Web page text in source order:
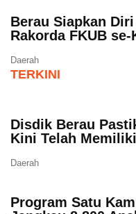
Berau Siapkan
Rakorda FKUB
Daerah
TERKINI
Disdik Berau
Kini Telah
Daerah
Program Satu